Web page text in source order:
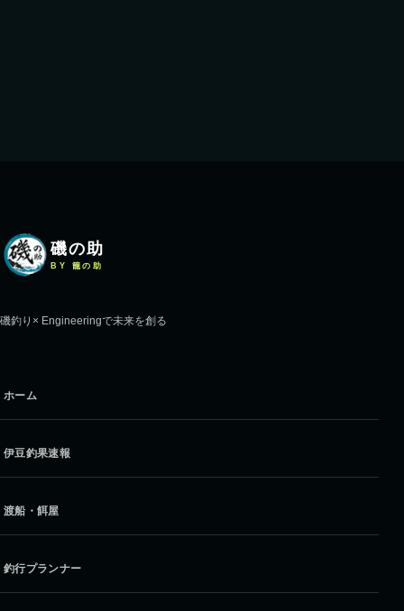
磯の助
BY 籠の助
磯釣り× Engineeringで未来を創る
ホーム
伊豆釣果速報
渡船・餌屋
釣行プランナー